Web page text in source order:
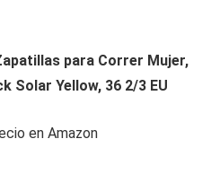
para Correr Mujer,
Solar Yellow, 36 2/3 EU
en Amazon